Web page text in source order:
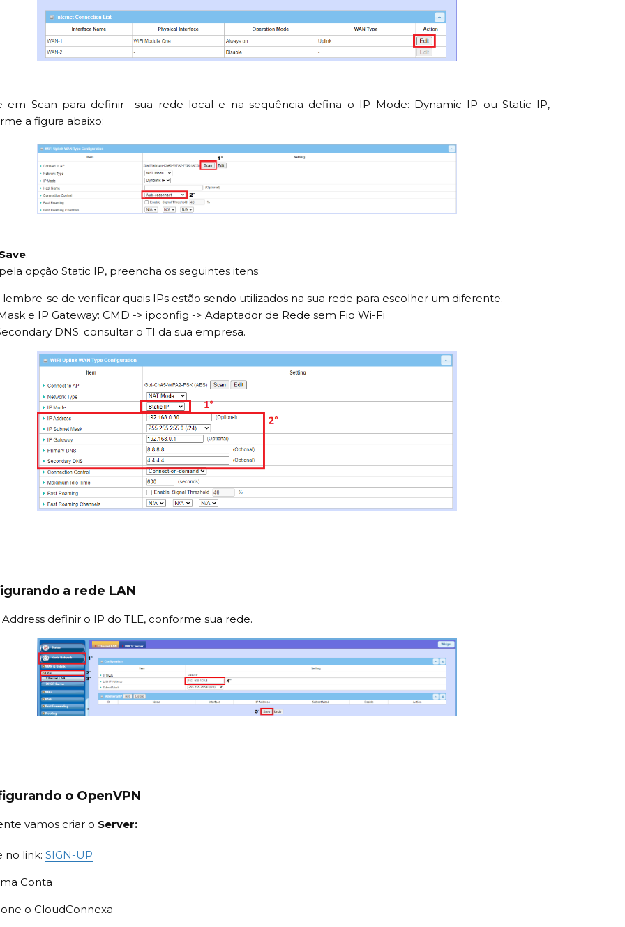
em Scan para definir sua rede local e na sequência defina o IP Mode: Dynamic IP ou Static IP,
a figura abaixo:
Save.
opção Static IP, preencha os seguintes itens:
lembre-se de verificar quais IPs estão sendo utilizados na sua rede para escolher um diferente.
e IP Gateway: CMD -> ipconfig -> Adaptador de Rede sem Fio Wi-Fi
DNS: consultar o TI da sua empresa.
a rede LAN
definir o IP do TLE, conforme sua rede.
o OpenVPN
vamos criar o Server:
no link: SIGN-UP
Conta
o CloudConnexa